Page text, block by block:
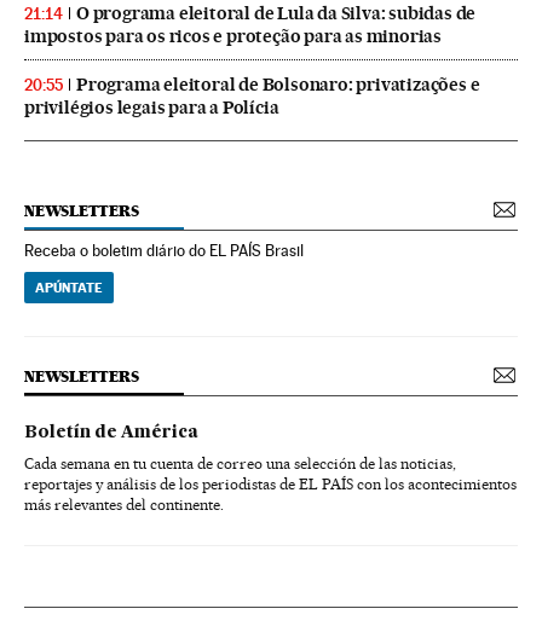
21:14
O programa eleitoral de Lula da Silva: subidas de
impostos para os ricos e proteção para as minorias
20:55
Programa eleitoral de Bolsonaro: privatizações e
privilégios legais para a Polícia
NEWSLETTERS
Receba o boletim diário do EL PAÍS Brasil
APÚNTATE
NEWSLETTERS
Boletín de América
Cada semana en tu cuenta de correo una selección de las noticias,
reportajes y análisis de los periodistas de EL PAÍS con los acontecimientos
más relevantes del continente.